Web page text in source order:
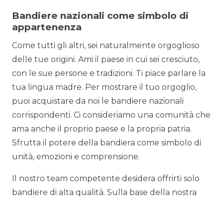
Bandiere nazionali come simbolo di
appartenenza
Come tutti gli altri, sei naturalmente orgoglioso
delle tue origini. Ami il paese in cui sei cresciuto,
con le sue persone e tradizioni. Ti piace parlare la
tua lingua madre. Per mostrare il tuo orgoglio,
puoi acquistare da noi le bandiere nazionali
corrispondenti. Ci consideriamo una comunità che
ama anche il proprio paese e la propria patria.
Sfrutta il potere della bandiera come simbolo di
unità, emozioni e comprensione.
Il nostro team competente desidera offrirti solo
bandiere di alta qualità. Sulla base della nostra